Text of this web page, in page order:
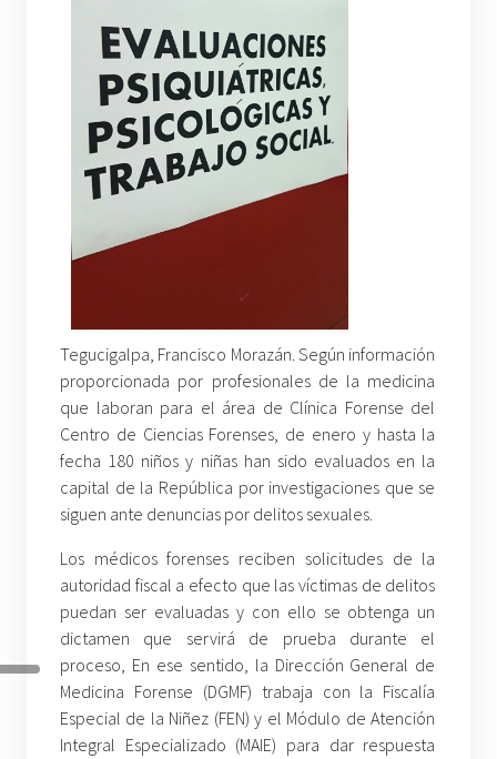
Tegucigalpa, Francisco Morazán. Según información
proporcionada por profesionales de la medicina
que laboran para el área de Clínica Forense del
Centro de Ciencias Forenses, de enero y hasta la
fecha 180 niños y niñas han sido evaluados en la
capital de la República por investigaciones que se
siguen ante denuncias por delitos sexuales.
Los médicos forenses reciben solicitudes de la
autoridad fiscal a efecto que las víctimas de delitos
puedan ser evaluadas y con ello se obtenga un
dictamen que servirá de prueba durante el
proceso, En ese sentido, la Dirección General de
Medicina Forense (DGMF) trabaja con la Fiscalía
Especial de la Niñez (FEN) y el Módulo de Atención
Integral Especializado (MAIE) para dar respuesta